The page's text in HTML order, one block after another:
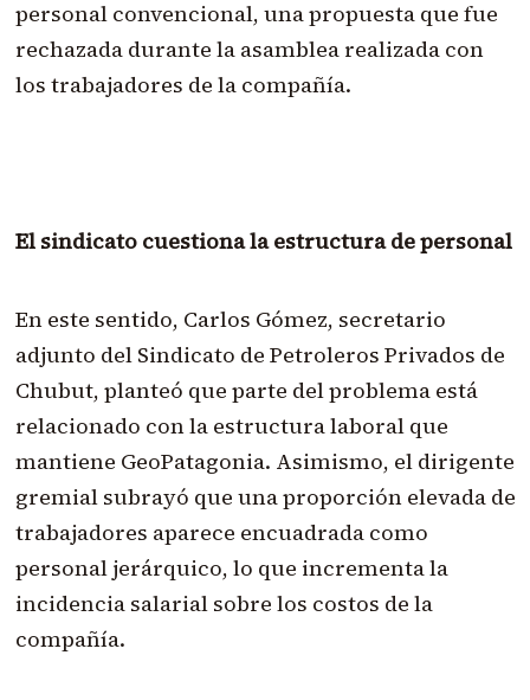
personal convencional, una propuesta que fue
rechazada durante la asamblea realizada con
los trabajadores de la compañía.
El sindicato cuestiona la estructura de personal
En este sentido, Carlos Gómez, secretario
adjunto del Sindicato de Petroleros Privados de
Chubut, planteó que parte del problema está
relacionado con la estructura laboral que
mantiene GeoPatagonia. Asimismo, el dirigente
gremial subrayó que una proporción elevada de
trabajadores aparece encuadrada como
personal jerárquico, lo que incrementa la
incidencia salarial sobre los costos de la
compañía.